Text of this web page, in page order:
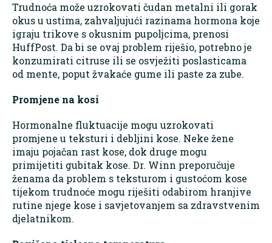
Trudnoća može uzrokovati čudan metalni ili gorak
okus u ustima, zahvaljujući razinama hormona koje
igraju trikove s okusnim pupoljcima, prenosi
HuffPost. Da bi se ovaj problem riješio, potrebno je
konzumirati citruse ili se osvježiti poslasticama
od mente, poput žvakaće gume ili paste za zube.
Promjene na kosi
Hormonalne fluktuacije mogu uzrokovati
promjene u teksturi i debljini kose. Neke žene
imaju pojačan rast kose, dok druge mogu
primijetiti gubitak kose. Dr. Winn preporučuje
ženama da problem s teksturom i gustoćom kose
tijekom trudnoće mogu riješiti odabirom hranjive
rutine njege kose i savjetovanjem sa zdravstvenim
djelatnikom.